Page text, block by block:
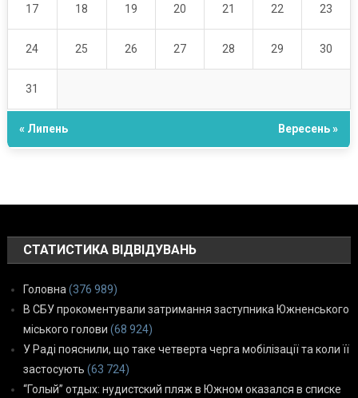
17 18 19 20 21 22 23
24 25 26 27 28 29 30
31
« Липень Вересень »
СТАТИСТИКА ВІДВІДУВАНЬ
Головна (376 989)
В СБУ прокоментували затримання заступника Южненського
міського голови (68 924)
У Раді пояснили, що таке четверта черга мобілізації та коли її
застосують (63 724)
“Голый” отдых: нудистский пляж в Южном оказался в списке